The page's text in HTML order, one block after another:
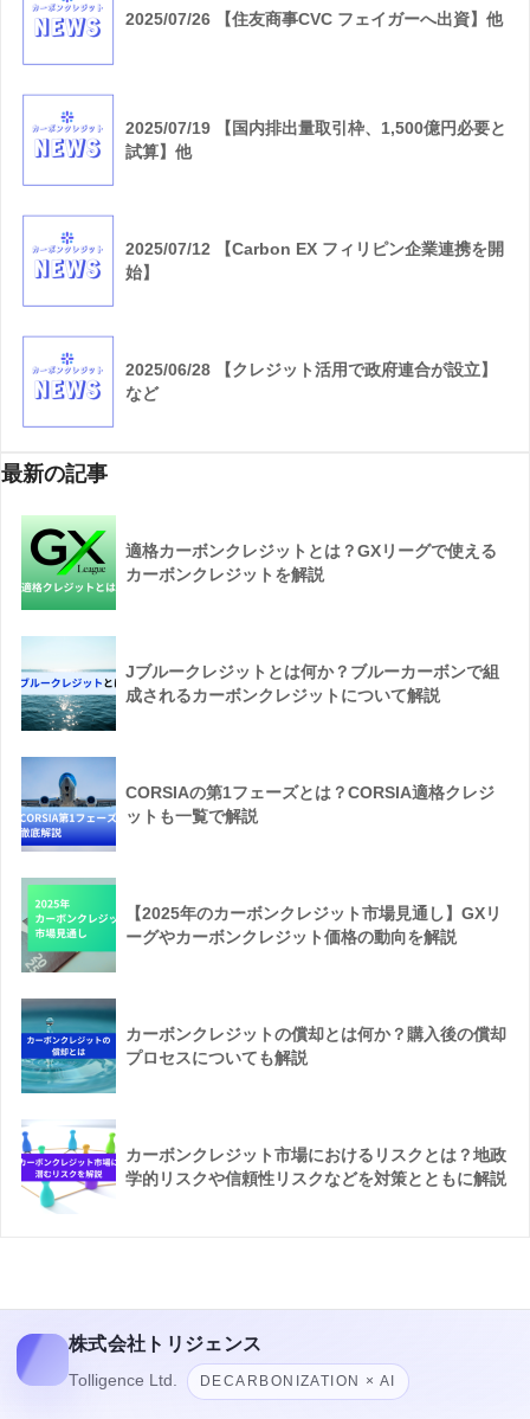
2025/07/26 【住友商事CVC フェイガーへ出資】他
2025/07/19 【国内排出量取引枠、1,500億円必要と
試算】他
2025/07/12 【Carbon EX フィリピン企業連携を開
始】
2025/06/28 【クレジット活用で政府連合が設立】
など
最新の記事
適格カーボンクレジットとは？GXリーグで使える
カーボンクレジットを解説
Jブルークレジットとは何か？ブルーカーボンで組
成されるカーボンクレジットについて解説
CORSIAの第1フェーズとは？CORSIA適格クレジ
ットも一覧で解説
【2025年のカーボンクレジット市場見通し】GXリ
ーグやカーボンクレジット価格の動向を解説
カーボンクレジットの償却とは何か？購入後の償却
プロセスについても解説
カーボンクレジット市場におけるリスクとは？地政
学的リスクや信頼性リスクなどを対策とともに解説
株式会社トリジェンス
Tolligence Ltd. DECARBONIZATION × AI